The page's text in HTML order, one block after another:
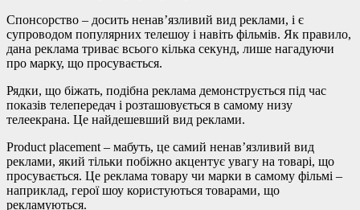
Спонсорство – досить ненав’язливий вид реклами, і є
супроводом популярних телешоу і навіть фільмів. Як правило,
дана реклама триває всього кілька секунд, лише нагадуючи
про марку, що просувається.
Рядки, що біжать, подібна реклама демонструється під час
показів телепередач і розташовується в самому низу
телеекрана. Це найдешевший вид реклами.
Product placement – ​​мабуть, це самий ненав’язливий вид
реклами, який тільки побіжно акцентує увагу на товарі, що
просувається. Це реклама товару чи марки в самому фільмі –
наприклад, герої шоу користуються товарами, що
рекламуються.